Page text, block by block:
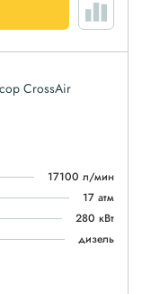
CrossAir
17100 л/мин
17 атм
280 кВт
дизель